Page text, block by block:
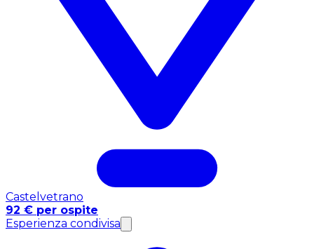
Castelvetrano
92 € per ospite
Esperienza condivisa